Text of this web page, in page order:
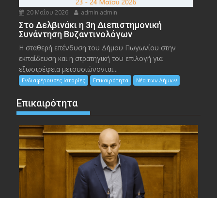
20 Μαΐου 2026 admin admin
Στο Δελβινάκι η 3η Διεπιστημονική
Συνάντηση Βυζαντινολόγων
Η σταθερή επένδυση του Δήμου Πωγωνίου στην
εκπαίδευση και η στρατηγική του επιλογή για
εξωστρέφεια μετουσιώνονται...
Ενδιαφέρουσες Ιστορίες Επικαιρότητα Νέα των Δήμων
Επικαιρότητα